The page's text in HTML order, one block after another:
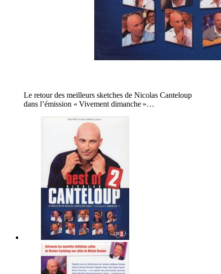
Le retour des meilleurs sketches de Nicolas Canteloup
dans l’émission « Vivement dimanche »…